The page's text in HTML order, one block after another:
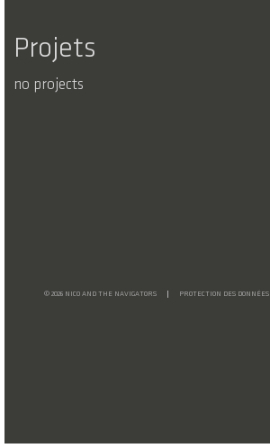
Projets
no projects
© 2026 NICO AND THE NAVIGATORS PROTECTION DES DONNÉES